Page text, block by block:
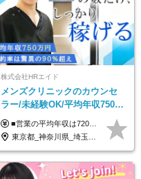
株式会社HRエイド
メンズクリニックのカウンセ
ラー/未経験OK/平均年収750万
円/4人に1人が年収1000万円超
え/成約率90％
■営業の平均年収は720万円！ ■4人に1人が年収1000万円超え 月給27万円～100万円+インセンティブ(平均月20～40万円程) ＜インセンティブ制度について＞ 当社では創業以来、頑張ったらその分稼げる環境づくりに注力。カウンセラー部署では、個人の成約金額・チームの成果・事業部の売上利益を掛け合わせる新しいインセンティブ制度を導入しました。あなたの頑張り次第で毎月高インセンティブが実現できる体制です！ ※上記金額には固定残業代（35,500円以上～・30時間分）が含まれます。時間超過分は追加支給します。 ※試用期間3か月あり。研修期間3か月中は、月給25万円～30万円になります。(固定残業代：35,500円～・23h分を含む) ※インセンティブの一部は、研修期間中から支給されます。その他待遇の差異はありません。
東京都_神奈川県_埼玉県_千葉県_大阪府_愛知県_北海道_宮城県_栃木県_群馬県_静岡県_兵庫県_京都府_岡山県_熊本県